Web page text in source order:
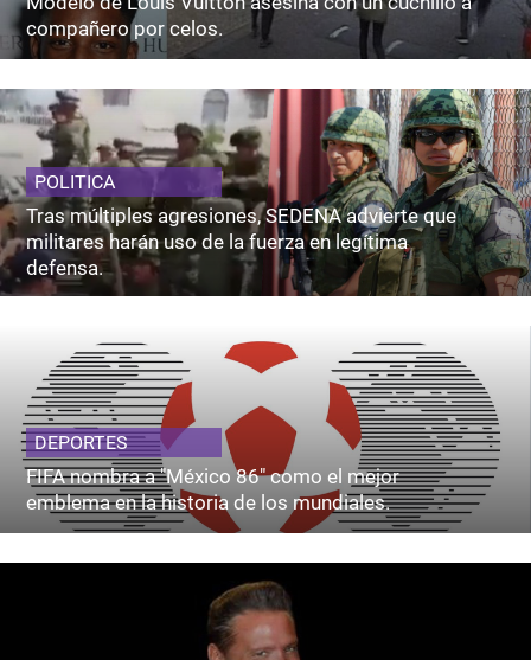
compañero por celos.
POLITICA
Tras múltiples agresiones, SEDENA advierte que
militares harán uso de la fuerza en legítima
defensa.
DEPORTES
FIFA nombra a "México 86" como el mejor
emblema en la historia de los mundiales.